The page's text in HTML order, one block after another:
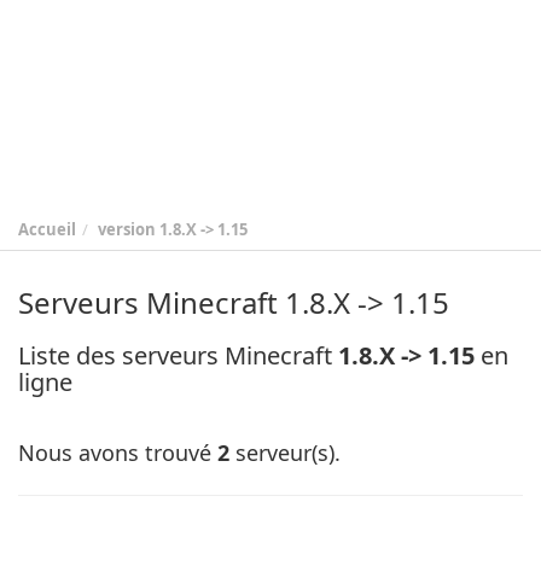
Accueil version 1.8.X -> 1.15
Serveurs Minecraft 1.8.X -> 1.15
Liste des serveurs Minecraft 1.8.X -> 1.15 en
ligne
Nous avons trouvé 2 serveur(s).